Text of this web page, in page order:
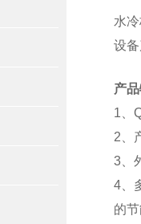
水
设
产
1、
2、
3、
4、
的